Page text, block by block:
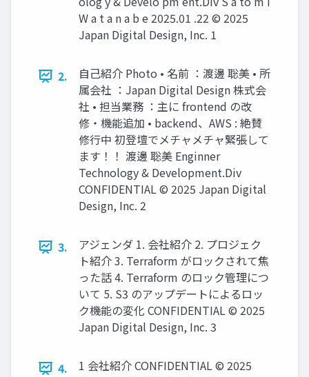
W a t a n a b e 2025.01 .22 © 2025
Japan Digital Design, Inc. 1
2.
自己紹介 Photo • 名前 ：渡邊 聡美 • 所
属会社 ：Japan Digital Design 株式会
社 • 担当業務 ：主に frontend の改
修・機能追加 • backend、AWS : 絶賛
修行中 初登壇でメチャメチャ緊張して
ます！！ 渡邊 聡美 Enginner
Technology & Development.Div
CONFIDENTIAL © 2025 Japan Digital
Design, Inc. 2
3.
アジェンダ 1. 会社紹介 2. プロジェク
ト紹介 3. Terraform がロックされて焦
った話 4. Terraform のロック管理につ
いて 5. S3 のアップデートによるロッ
ク機能の変化 CONFIDENTIAL © 2025
Japan Digital Design, Inc. 3
4.
1 会社紹介 CONFIDENTIAL © 2025